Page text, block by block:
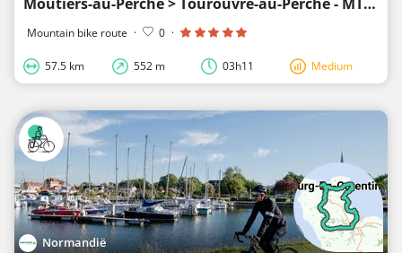
Mountain bike route · 0 ·
57.5 km 552 m 03h11 Medium
Normandië